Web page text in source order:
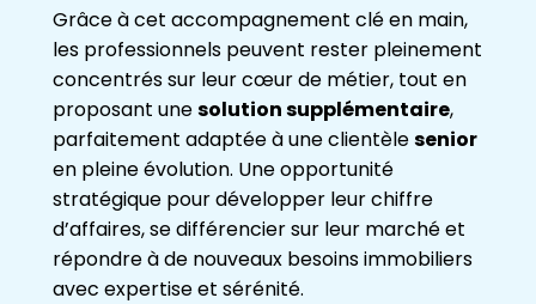
Grâce à cet accompagnement clé en main,
les professionnels peuvent rester pleinement
concentrés sur leur cœur de métier, tout en
proposant unesolution supplémentaire,
parfaitement adaptée à une clientèlesenior
en pleine évolution. Une opportunité
stratégique pour développer leur chiffre
d’affaires, se différencier sur leur marché et
répondre à de nouveaux besoins immobiliers
avec expertise et sérénité.